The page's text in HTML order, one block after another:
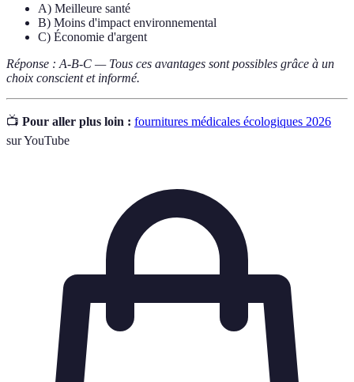
A) Meilleure santé
B) Moins d'impact environnemental
C) Économie d'argent
Réponse : A-B-C — Tous ces avantages sont possibles grâce à un
choix conscient et informé.
📺 Pour aller plus loin : fournitures médicales écologiques 2026
sur YouTube